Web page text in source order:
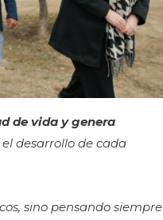
de vida y genera
desarrollo de cada
sino pensando siempre